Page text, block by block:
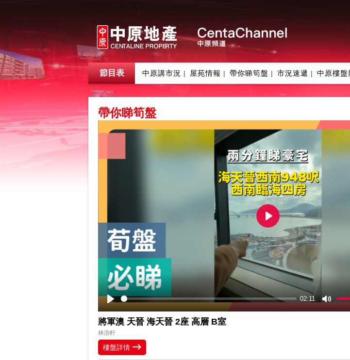
節目表 中原講市況 | 屋苑情報 | 帶你睇筍盤 | 市況速遞 | 中原樓
帶你睇筍盤
02:11
Play
將軍澳 天晉 海天晉 2座 高層 B室
林浩軒
樓盤詳情